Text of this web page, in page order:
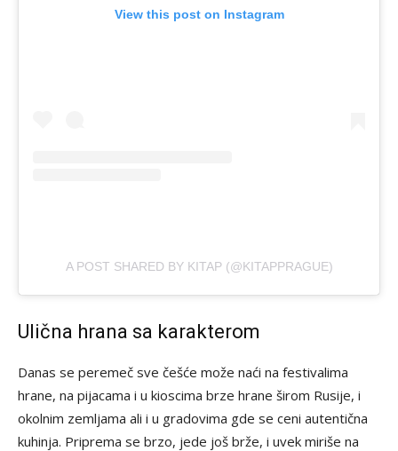
View this post on Instagram
A POST SHARED BY KITAP (@KITAPPRAGUE)
Ulična hrana sa karakterom
Danas se peremeč sve češće može naći na festivalima
hrane, na pijacama i u kioscima brze hrane širom Rusije, i
okolnim zemljama ali i u gradovima gde se ceni autentična
kuhinja. Priprema se brzo, jede još brže, i uvek miriše na